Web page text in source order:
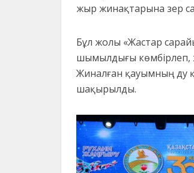
жыр жинақтарына зер
Бұл жолы «Жастар
шымылдығы көмбірлеп,
Жиналған қауымның ду
шақырылды.